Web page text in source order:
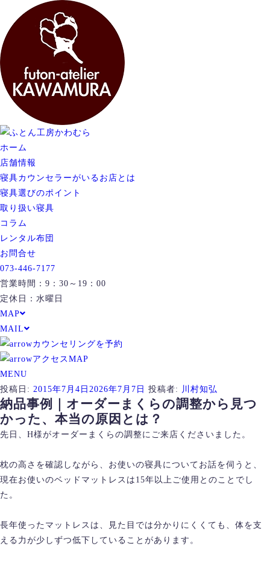
ホーム
店舗情報
寝具カウンセラーがいるお店とは
寝具選びのポイント
取り扱い寝具
コラム
レンタル布団
お問合せ
073-446-7177
営業時間：9：30～19：00
定休日：水曜日
MAP
MAIL
カウンセリングを予約
アクセスMAP
MENU
投稿日: 2015年7月4日 2026年7月7日 投稿者: 川村知弘
納品事例｜オーダーまくらの調整から見つ
かった、本当の原因とは？
先日、H様がオーダーまくらの調整にご来店くださいました。
枕の高さを確認しながら、お使いの寝具についてお話を伺うと、
現在お使いのベッドマットレスは15年以上ご使用とのことでし
た。
長年使ったマットレスは、見た目では分かりにくくても、体を支
える力が少しずつ低下していることがあります。